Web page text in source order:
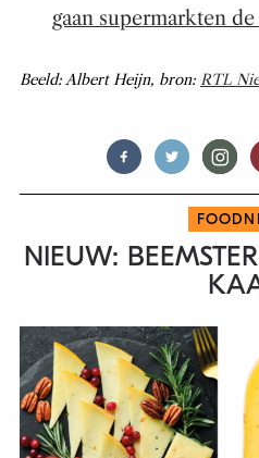
gaan supermarkten
Beeld: Albert Heijn, bron: RTL
NIEUW: